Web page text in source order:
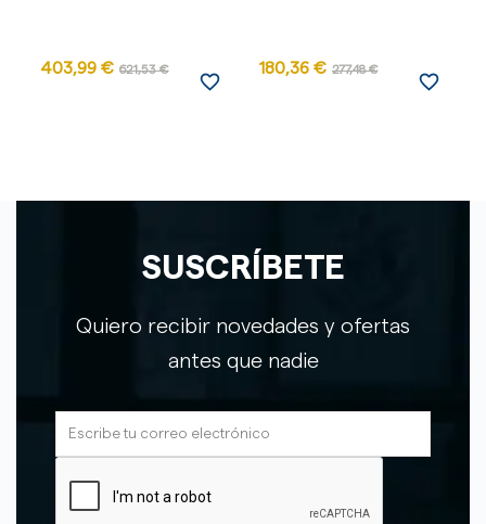
403,99 € 621,53 €
favorite_border
180,36 € 277,48 €
favorite_border
SUSCRÍBETE
Quiero recibir novedades y ofertas
antes que nadie